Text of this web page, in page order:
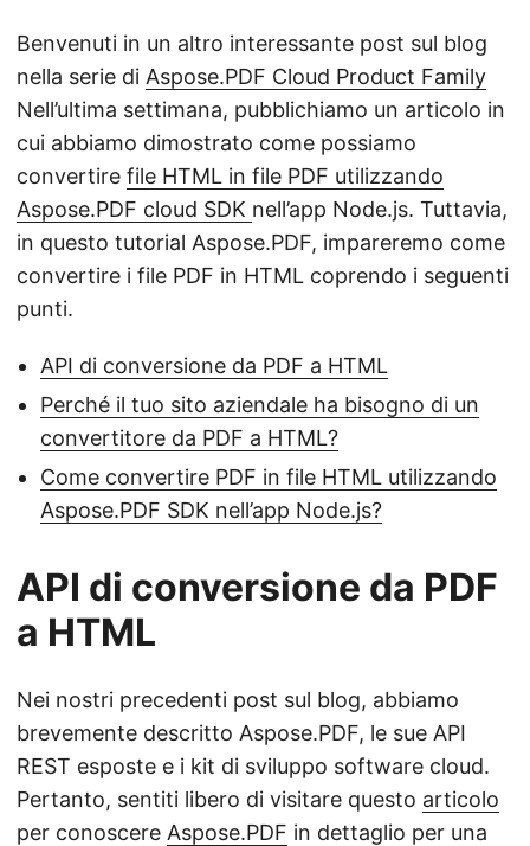
Benvenuti in un altro interessante post sul blog
nella serie di Aspose.PDF Cloud Product Family
Nell’ultima settimana, pubblichiamo un articolo in
cui abbiamo dimostrato come possiamo
convertire file HTML in file PDF utilizzando
Aspose.PDF cloud SDK nell’app Node.js. Tuttavia,
in questo tutorial Aspose.PDF, impareremo come
convertire i file PDF in HTML coprendo i seguenti
punti.
API di conversione da PDF a HTML
Perché il tuo sito aziendale ha bisogno di un
convertitore da PDF a HTML?
Come convertire PDF in file HTML utilizzando
Aspose.PDF SDK nell’app Node.js?
API di conversione da PDF
a HTML
Nei nostri precedenti post sul blog, abbiamo
brevemente descritto Aspose.PDF, le sue API
REST esposte e i kit di sviluppo software cloud.
Pertanto, sentiti libero di visitare questo articolo
per conoscere Aspose.PDF in dettaglio per una